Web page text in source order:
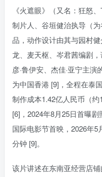
《火遮眼》（又名：狂怒
制片人、谷垣健治执导（
品，动作设计由其与园村
龙、麦天枢、岑君茜编剧
彦·鲁伊安、杰佳·亚宁主
为中国香港 [9]，全程在泰
制作成本1.42亿人民币（
[6]，2024年8月25日首曝
国际电影节首映，2026年5
分钟 [9]。
该片讲述在东南亚经营店